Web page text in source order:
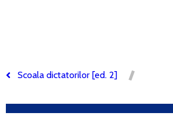
Scoala dictatorilor [ed. 2]